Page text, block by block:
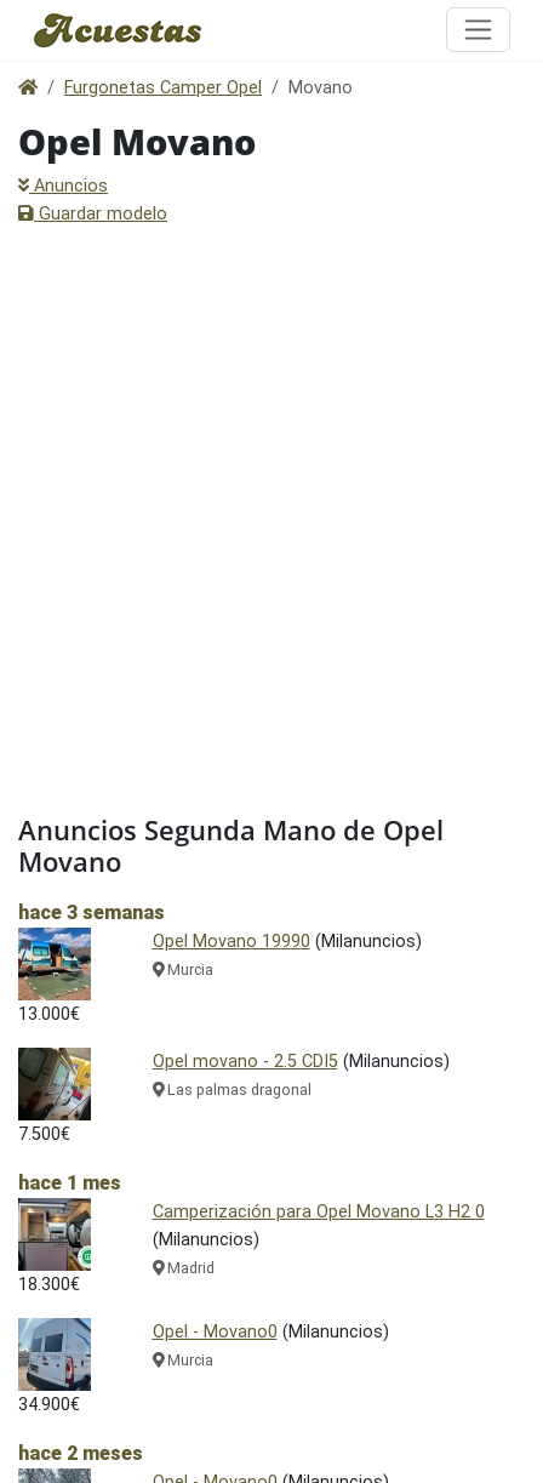
Furgonetas Camper Opel Movano
Opel Movano
Anuncios
Guardar modelo
Anuncios Segunda Mano de Opel
Movano
hace 3 semanas
13.000€
Opel Movano 19990 (Milanuncios)
Murcia
7.500€
Opel movano - 2.5 CDI5(Milanuncios)
Las palmas dragonal
hace 1 mes
18.300€
Camperización para Opel Movano L3 H2 0
(Milanuncios)
Madrid
34.900€
Opel - Movano0 (Milanuncios)
Murcia
hace 2 meses